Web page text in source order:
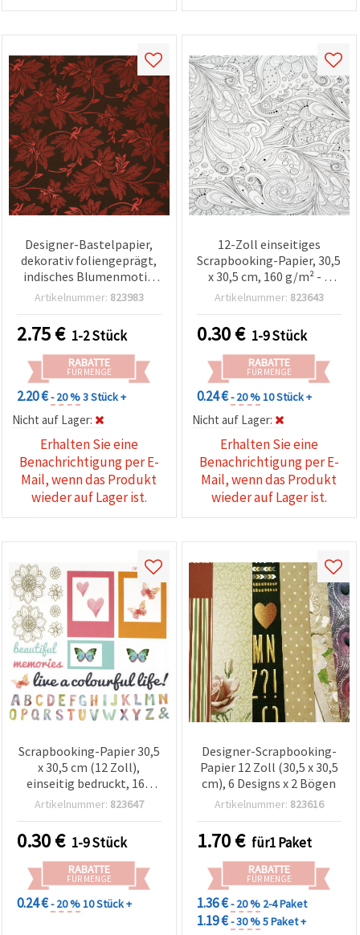
Designer-Bastelpapier,
dekorativ foliengeprägt,
indisches Blumenmotiv,
Rot — 120 g/m², Bogen 56
Kartenbasteln & DIY
(HP52)
Artikelnummer: 823983
2.75€ 1-2 Stück
RABATTE
FÜR MENGE
2.20 €- 20 %3 Stück +
Nicht auf Lager:
Erhalten Sie eine
Benachrichtigung per E-
Mail, wenn das Produkt
wieder auf Lager ist.
12-Zoll einseitiges
Scrapbooking-Papier, 30,5
x 30,5 cm, 160 g/m² - 1
Bogen
Artikelnummer: 823643
0.30€ 1-9 Stück
RABATTE
FÜR MENGE
0.24 €- 20 %10 Stück +
Nicht auf Lager:
Erhalten Sie eine
Benachrichtigung per E-
Mail, wenn das Produkt
wieder auf Lager ist.
Scrapbooking-Papier 30,5
x 30,5 cm (12 Zoll),
einseitig bedruckt, 160
g/m² – 1 Bogen
Artikelnummer: 823647
0.30€ 1-9 Stück
RABATTE
FÜR MENGE
0.24 €- 20 %10 Stück +
Designer-Scrapbooking-
Papier 12 Zoll (30,5 x 30,5
cm), 6 Designs x 2 Bögen
Artikelnummer: 823616
1.70€ für1 Paket
RABATTE
FÜR MENGE
1.36 €- 20 % 2-4 Paket
1.19 €- 30 %5 Paket +